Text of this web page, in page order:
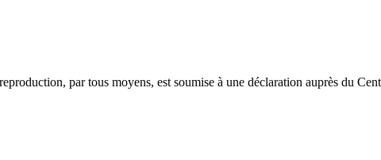
par tous moyens, est soumise à une déclaration auprès du